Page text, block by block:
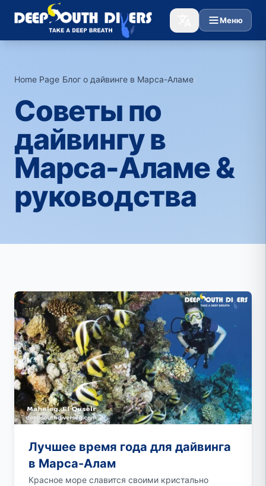
Меню
Home Page›Блог о дайвинге в Марса-Аламе›
Советы по
дайвингу в
Марса-Аламе &
руководства
Лучшее время года для дайвинга
в Марса-Алам
Красное море славится своими кристально